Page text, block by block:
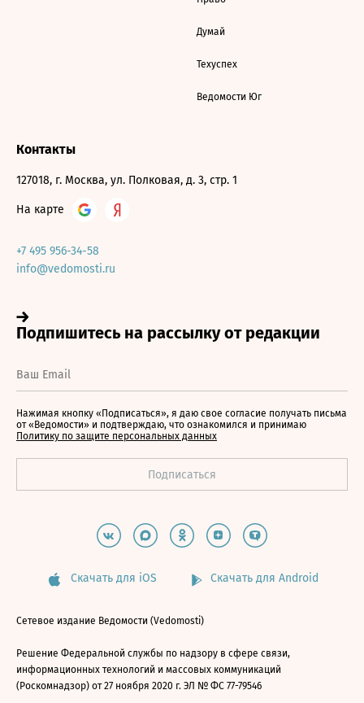
Думай
Техуспех
Ведомости Юг
Контакты
127018, г. Москва, ул. Полковая, д. 3, стр. 1
На карте
+7 495 956-34-58
info@vedomosti.ru
Нажимая кнопку «Подписаться», я даю свое согласие получать письма
от «Ведомости» и подтверждаю, что ознакомился и принимаю
Политику по защите персональных данных
Скачать для iOS Скачать для Android
Сетевое издание Ведомости (Vedomosti)
Решение Федеральной службы по надзору в сфере связи,
информационных технологий и массовых коммуникаций
(Роскомнадзор) от 27 ноября 2020 г. ЭЛ № ФС 77-79546